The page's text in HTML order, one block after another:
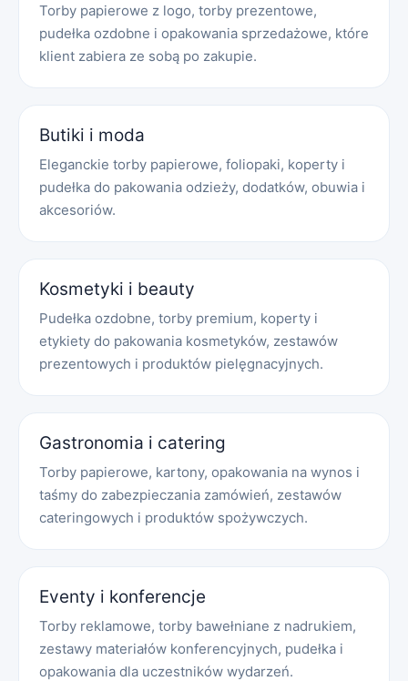
Torby papierowe z logo, torby prezentowe,
pudełka ozdobne i opakowania sprzedażowe, które
klient zabiera ze sobą po zakupie.
Butiki i moda
Eleganckie torby papierowe, foliopaki, koperty i
pudełka do pakowania odzieży, dodatków, obuwia i
akcesoriów.
Kosmetyki i beauty
Pudełka ozdobne, torby premium, koperty i
etykiety do pakowania kosmetyków, zestawów
prezentowych i produktów pielęgnacyjnych.
Gastronomia i catering
Torby papierowe, kartony, opakowania na wynos i
taśmy do zabezpieczania zamówień, zestawów
cateringowych i produktów spożywczych.
Eventy i konferencje
Torby reklamowe, torby bawełniane z nadrukiem,
zestawy materiałów konferencyjnych, pudełka i
opakowania dla uczestników wydarzeń.